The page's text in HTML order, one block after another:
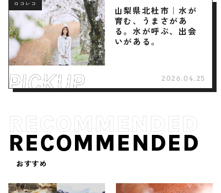
ロコレコ
山梨県北杜市｜水が
育む、うまさがあ
る。水が呼ぶ、出会
いがある。
2026.04.25
RECOMMENDED
おすすめ